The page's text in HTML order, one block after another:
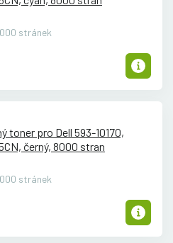
stránek
toner pro Dell 593-10170,
černý, 8000 stran
stránek